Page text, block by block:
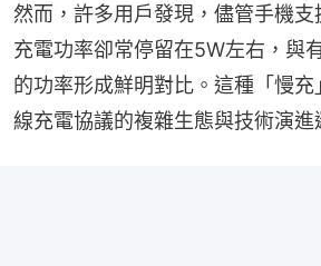
然而，許多用戶發現，儘管手機
充電功率卻常停留在5W左右，與
的功率形成鮮明對比。這種「慢
線充電協議的複雜生態與技術演進